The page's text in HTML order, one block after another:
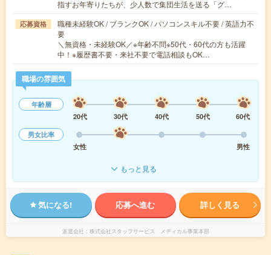
指すお年寄りたちが、少人数で集団生活を送る「グ…
応募資格
職種未経験OK / ブランクOK / パソコンスキル不要 / 英語力不
要
＼無資格・未経験OK／※年齢不問※50代・60代の方も活躍
中！※履歴書不要・来社不要で電話相談もOK…
職場の雰囲気
年齢層
20代
30代 40代 50代
60代
男女比率
女性
男性
もっと見る
気になる! 応募へ進む 詳しく見る
派遣会社 株式会社スタッフサービス メディカル事業本部